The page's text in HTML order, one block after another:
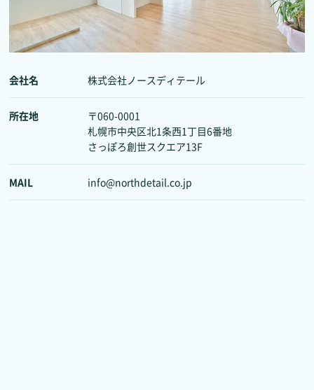
会社名 株式会社ノースディテール
所在地
〒060-0001
札幌市中央区北1条西1丁目6番地
さっぽろ創世スクエア13F
MAIL info@northdetail.co.jp